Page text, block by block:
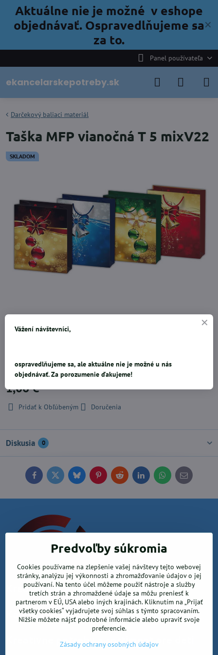
✕
Aktuálne nie je možné v eshope
objednávať. Ospravedlňujeme sa
za to.
Panel používateľa
ekancelarskepotreby.sk
SKLADOM
Darčekový baliaci materiál
Taška MFP vianočná T 5 mixV22
Papierová vianočná darčeková taška s vianočnými motívmi. Taška má
pevné ucho na ľahšie prenášanie a štítok na vpísanie mena alebo
Rozmer: 260mm x 340mm x 140mm (Š x V x H)
1,06 €
Pridať k Obľúbeným Doručenia
Diskusia 0
FacebookTwitterBlueskyPinterestReddit LinkedInWhatsApp
E-
mail
Krea office, s.r.o.
Kancelárske potreby
Kreatívne potreby a sortiment pre deti
Predvoľby súkromia
Cookies používame na zlepšenie vašej návštevy tejto webovej
stránky, analýzu jej výkonnosti a zhromažďovanie údajov o jej
používaní. Na tento účel môžeme použiť nástroje a služby
tretích strán a zhromaždené údaje sa môžu preniesť k
partnerom v EÚ, USA alebo iných krajinách. Kliknutím na „Prijať
všetky cookies“ vyjadrujete svoj súhlas s týmto spracovaním.
Nižšie môžete nájsť podrobné informácie alebo upraviť svoje
preferencie.
Zásady ochrany osobných údajov
Vážení návštevníci,
ospravedlňujeme sa, ale aktuálne nie je možné u nás
objednávať. Za porozumenie ďakujeme!